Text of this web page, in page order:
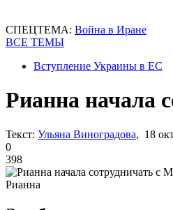
СПЕЦТЕМА: Война в Иране
ВСЕ ТЕМЫ
Вступление Украины в ЕС
Рианна начала
Текст: Ульяна Виноградова, 18
0
398
Рианна